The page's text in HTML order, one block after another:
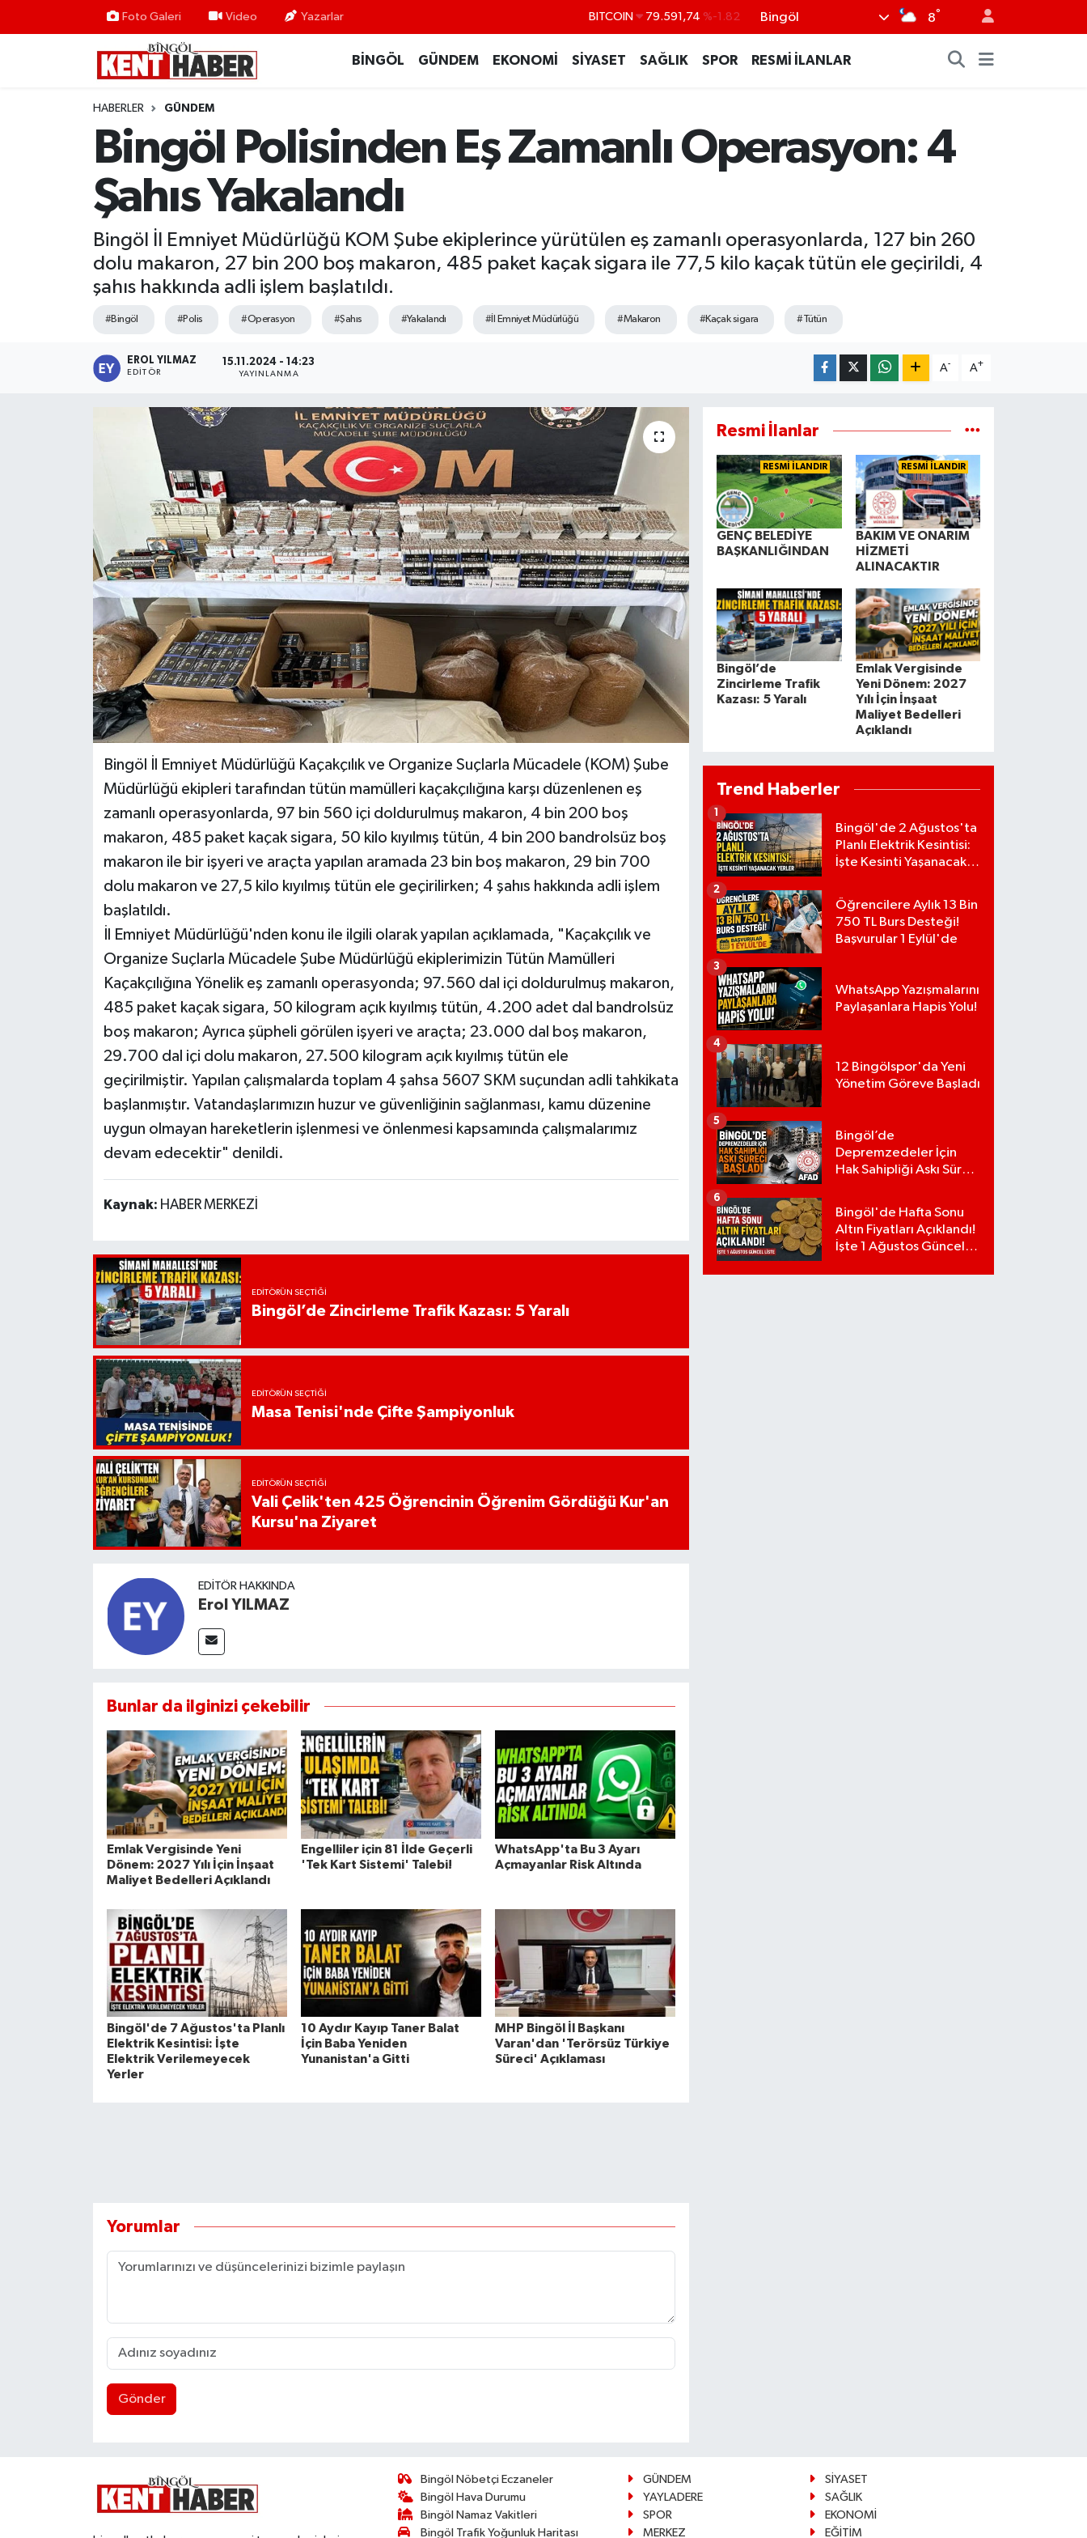
Foto Galeri Video Yazarlar
EURO 53,38690 %0.19
BİST100 14.598,00 %0
Bingöl 8°
BİNGÖL GÜNDEM EKONOMİ SİYASET SAĞLIK SPOR RESMİ İLANLAR
HABERLER GÜNDEM
Bingöl Polisinden Eş Zamanlı Operasyon: 4
Şahıs Yakalandı
Bingöl İl Emniyet Müdürlüğü KOM Şube ekiplerince yürütülen eş zamanlı operasyonlarda, 127 bin 260
dolu makaron, 27 bin 200 boş makaron, 485 paket kaçak sigara ile 77,5 kilo kaçak tütün ele geçirildi, 4
şahıs hakkında adli işlem başlatıldı.
#Bingöl #Polis #Operasyon #Şahıs #Yakalandı #İl Emniyet Müdürlüğü #Makaron #Kaçak sigara #Tütün
EROL YILMAZ
EDITÖR
15.11.2024 - 14:23
YAYINLANMA
A- A+
Bingöl İl Emniyet Müdürlüğü Kaçakçılık ve Organize Suçlarla Mücadele (KOM) Şube
Müdürlüğü ekipleri tarafından tütün mamülleri kaçakçılığına karşı düzenlenen eş
zamanlı operasyonlarda, 97 bin 560 içi doldurulmuş makaron, 4 bin 200 boş
makaron, 485 paket kaçak sigara, 50 kilo kıyılmış tütün, 4 bin 200 bandrolsüz boş
makaron ile bir işyeri ve araçta yapılan aramada 23 bin boş makaron, 29 bin 700
dolu makaron ve 27,5 kilo kıyılmış tütün ele geçirilirken; 4 şahıs hakkında adli işlem
başlatıldı.
İl Emniyet Müdürlüğü'nden konu ile ilgili olarak yapılan açıklamada, "Kaçakçılık ve
Organize Suçlarla Mücadele Şube Müdürlüğü ekiplerimizin Tütün Mamülleri
Kaçakçılığına Yönelik eş zamanlı operasyonda; 97.560 dal içi doldurulmuş makaron,
485 paket kaçak sigara, 50 kilogram açık kıyılmış tütün, 4.200 adet dal bandrolsüz
boş makaron; Ayrıca şüpheli görülen işyeri ve araçta; 23.000 dal boş makaron,
29.700 dal içi dolu makaron, 27.500 kilogram açık kıyılmış tütün ele
geçirilmiştir. Yapılan çalışmalarda toplam 4 şahsa 5607 SKM suçundan adli tahkikata
başlanmıştır. Vatandaşlarımızın huzur ve güvenliğinin sağlanması, kamu düzenine
uygun olmayan hareketlerin işlenmesi ve önlenmesi kapsamında çalışmalarımız
devam edecektir" denildi.
Kaynak: HABER MERKEZİ
EDITÖRÜN SEÇTIĞI
Bingöl’de Zincirleme Trafik Kazası: 5 Yaralı
EDITÖRÜN SEÇTIĞI
Masa Tenisi'nde Çifte Şampiyonluk
EDITÖRÜN SEÇTIĞI
Vali Çelik'ten 425 Öğrencinin Öğrenim Gördüğü Kur'an
Kursu'na Ziyaret
EDITÖR HAKKINDA
Erol YILMAZ
Bunlar da ilginizi çekebilir
Emlak Vergisinde Yeni
Dönem: 2027 Yılı İçin İnşaat
Maliyet Bedelleri Açıklandı
Engelliler için 81 İlde Geçerli
'Tek Kart Sistemi' Talebi!
WhatsApp'ta Bu 3 Ayarı
Açmayanlar Risk Altında
Bingöl'de 7 Ağustos'ta Planlı
Elektrik Kesintisi: İşte
Elektrik Verilemeyecek
Yerler
10 Aydır Kayıp Taner Balat
İçin Baba Yeniden
Yunanistan'a Gitti
MHP Bingöl İl Başkanı
Varan'dan 'Terörsüz Türkiye
Süreci' Açıklaması
Yorumlar
Gönder
Resmi İlanlar
RESMİ İLANDIR
GENÇ BELEDİYE
BAŞKANLIĞINDAN
RESMİ İLANDIR
BAKIM VE ONARIM
HİZMETİ
ALINACAKTIR
Bingöl’de
Zincirleme Trafik
Kazası: 5 Yaralı
Emlak Vergisinde
Yeni Dönem: 2027
Yılı İçin İnşaat
Maliyet Bedelleri
Açıklandı
Trend Haberler
Bingöl'de 2 Ağustos'ta
Planlı Elektrik Kesintisi:
İşte Kesinti Yaşanacak
Öğrencilere Aylık 13 Bin
750 TL Burs Desteği!
Başvurular 1 Eylül'de
2
WhatsApp Yazışmalarını
Paylaşanlara Hapis Yolu!
3
12 Bingölspor'da Yeni
Yönetim Göreve Başladı
4
Bingöl’de
Depremzedeler İçin
Hak Sahipliği Askı Süreci
5
Bingöl'de Hafta Sonu
Altın Fiyatları Açıklandı!
İşte 1 Ağustos Güncel
6
Bingöl Nöbetçi Eczaneler
Bingöl Hava Durumu
Bingöl Namaz Vakitleri
Bingöl Trafik Yoğunluk Haritası
GÜNDEM
SİYASET
YAYLADERE
SAĞLIK
SPOR
EKONOMİ
MERKEZ
EĞİTİM
BİLİM-TEKNOLOJİ
SİYASET
SOLHAN
YAYLADERE
YEDİSU
Bingöl Nöbetçi Eczaneler
Bingöl Hava Durumu
Bingöl Namaz Vakitleri
Bingöl Trafik Yoğunluk Haritası
Süper Lig Puan Durumu ve Fikstür
Tüm Manşetler